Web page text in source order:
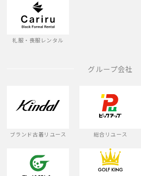
礼服・喪服レンタル
グループ会社
ブランド古着リユース 総合リユース